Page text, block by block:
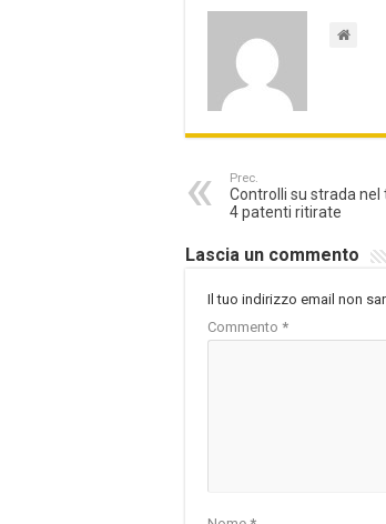
Prec.
Controlli su strada nel
4 patenti ritirate
Lascia un commento
Il tuo indirizzo email non
Commento *